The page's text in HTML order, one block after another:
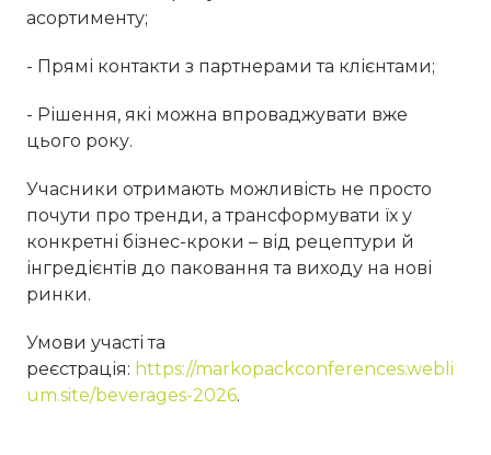
асортименту;
- Прямі контакти з партнерами та клієнтами;
- Рішення, які можна впроваджувати вже
цього року.
Учасники отримають можливість не просто
почути про тренди, а трансформувати їх у
конкретні бізнес-кроки – від рецептури й
інгредієнтів до паковання та виходу на нові
ринки.
Умови участі та
реєстрація: https://markopackconferences.webli
um.site/beverages-2026.